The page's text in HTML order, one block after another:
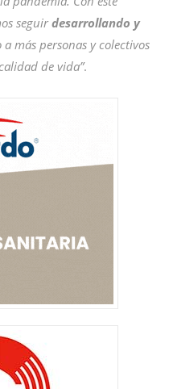
seguirdesarrollando y
más personas y colectivos
de vida”.